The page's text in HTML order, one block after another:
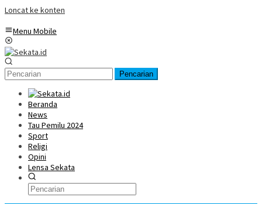
Loncat ke konten
Menu Mobile
Pencarian
Beranda
News
Tau Pemilu 2024
Sport
Religi
Opini
Lensa Sekata